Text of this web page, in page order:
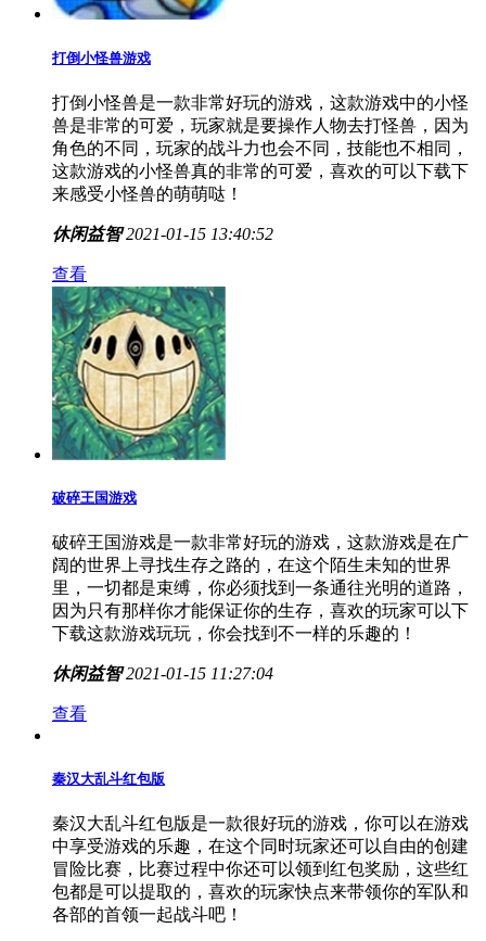
打倒小怪兽游戏
打倒小怪兽是一款非常好玩的游戏，这款游戏中的小怪
兽是非常的可爱，玩家就是要操作人物去打怪兽，因为
角色的不同，玩家的战斗力也会不同，技能也不相同，
这款游戏的小怪兽真的非常的可爱，喜欢的可以下载下
来感受小怪兽的萌萌哒！
休闲益智 2021-01-15 13:40:52
查看
破碎王国游戏
破碎王国游戏是一款非常好玩的游戏，这款游戏是在广
阔的世界上寻找生存之路的，在这个陌生未知的世界
里，一切都是束缚，你必须找到一条通往光明的道路，
因为只有那样你才能保证你的生存，喜欢的玩家可以下
下载这款游戏玩玩，你会找到不一样的乐趣的！
休闲益智 2021-01-15 11:27:04
查看